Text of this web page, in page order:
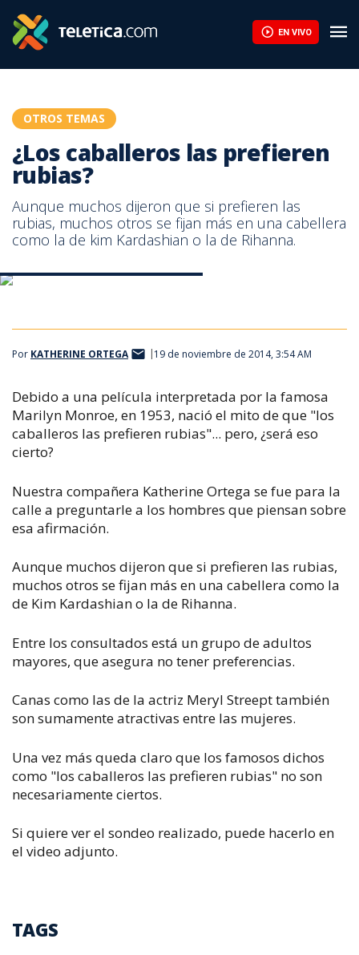
EN VIVO
OTROS TEMAS
¿Los caballeros las prefieren
rubias?
Aunque muchos dijeron que si prefieren las
rubias, muchos otros se fijan más en una cabellera
como la de kim Kardashian o la de Rihanna.
Por KATHERINE ORTEGA 19 de noviembre de 2014, 3:54 AM
Debido a una película interpretada por la famosa
Marilyn Monroe, en 1953, nació el mito de que "los
caballeros las prefieren rubias"... pero, ¿será eso
cierto?
Nuestra compañera Katherine Ortega se fue para la
calle a preguntarle a los hombres que piensan sobre
esa afirmación.
Aunque muchos dijeron que si prefieren las rubias,
muchos otros se fijan más en una cabellera como la
de Kim Kardashian o la de Rihanna.
Entre los consultados está un grupo de adultos
mayores, que asegura no tener preferencias.
Canas como las de la actriz Meryl Streept también
son sumamente atractivas entre las mujeres.
Una vez más queda claro que los famosos dichos
como "los caballeros las prefieren rubias" no son
necesariamente ciertos.
Si quiere ver el sondeo realizado, puede hacerlo en
el video adjunto.
TAGS